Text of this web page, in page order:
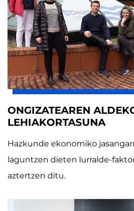
ONGIZATEAREN
LEHIAKORTASUNA
Hazkunde ekonomiko
laguntzen dieten lurralde-
aztertzen ditu.